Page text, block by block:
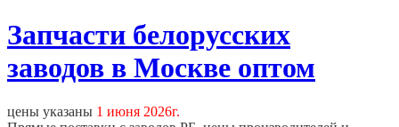
Запчасти белорусских
заводов в Москве оптом
цены указаны 1 июня 2026г.